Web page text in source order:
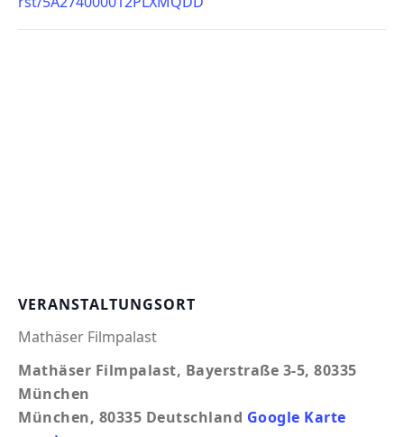
VERANSTALTUNGSORT
Mathäser Filmpalast
Mathäser Filmpalast, Bayerstraße 3-5, 80335
München
München, 80335 Deutschland Google Karte